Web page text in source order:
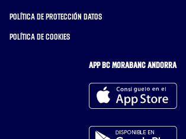
Política de protección datos
Política de cookies
APP BC MORABANC ANDORRA